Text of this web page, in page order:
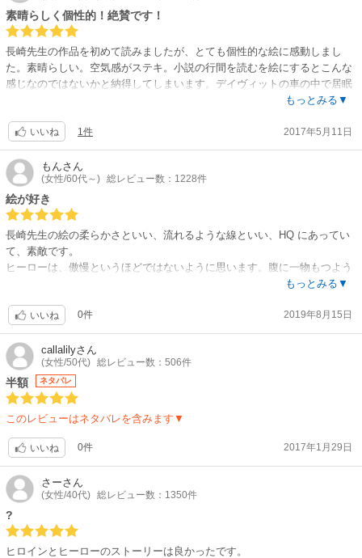
素晴らしく個性的！絶賛です！
長崎先生の作品を初めて読みましたが、とても個性的な絵に感動しまし
た。素晴らしい。空気感がステキ。小説の行間を読むを絵にするとこんな
感じなのではないかと納得してしまいます。デイヴィットの車の中で居眠
りしているノーラが目覚めるシーンなんて明らかなフォーリンラブですよ
のまま車中に忘れた髪飾りをデイヴィットが眺めるシーンまでのコマ流れ
が、もうモンドリウツ位いに痺れます。デイヴィットの心情も、ノーラの
心の揺れ方もよく伝わってくるし前半はゆりかごのような進展具合。「一
度ストップをかけた関係にはキッカケがひつようなの」とノーラの発展的
な言葉に衝撃を覚えつつもドラマはエンディングへ。イトコのハーランの
「いつかあなたよりいい男があの子を幸せにする」という言葉はgood job!
と叫びたくなりました。個人的にはデイヴィットの衝動をもっと感じたか
ったのだけれど彼も傷ついていたのだから。けれどノーラを迎えに行く彼
のセレブらしく彼女のすべてを受け入れることを表した「ダイヤの原石」
が感動です。「君無しで生きていきたくない」この言葉もステキ?
もっとみる▼
いいね 1件 2017年5月11日
もんさん
(女性/60代～) 総レビュー数：1228件
絵が好き
長崎先生の絵の柔らかさといい、流れるような線といい、HQ にあってい
て、素敵です。
ヒーローは、傲慢というほどではないように思います。腹に一物もつよう
な女性ばかりに疲れきっていたんだと思うし。ただ、彼女の本心がわかっ
ら、もう少し苦しみなさいと思ったりして。
もっとみる▼
いいね 0件 2019年8月15日
callalilyさん
(女性/50代) 総レビュー数：506件
半額 ネタバレ
このレビューはネタバレを含みます▼
いいね 0件 2017年1月29日
さーさん
(女性/40代) 総レビュー数：1350件
?
ヒロインとヒーローのストーリーは良かったです。